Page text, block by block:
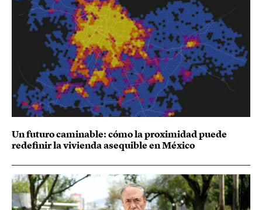
Un futuro caminable: cómo la proximidad puede
redefinir la vivienda asequible en México